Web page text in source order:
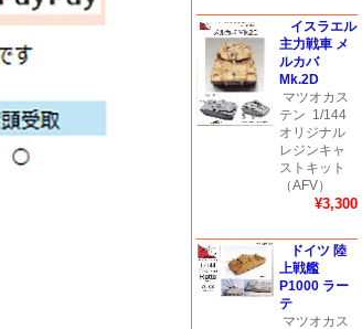
イスラエル
主力戦車 メ
ルカバ
Mk.2D
マツオカス
テン 1/144
オリジナル
レジンキャ
ストキット
（AFV）
¥3,300
ドイツ 陸
上戦艦
P1000 ラー
テ
マツオカス